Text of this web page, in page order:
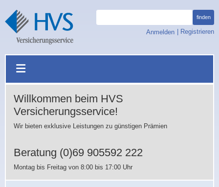
finden
Anmelden, öffnet
| Registrieren
Willkommen beim HVS
Versicherungsservice!
Wir bieten exklusive Leistungen zu günstigen Prämien
Beratung (0)69 905592 222
Montag bis Freitag von 8:00 bis 17:00 Uhr